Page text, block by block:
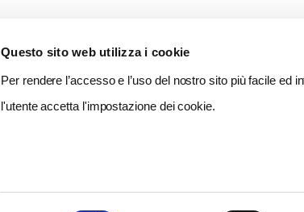
Questo sito web utilizza i cookie
Per rendere l’accesso e l’uso del nostro sito più facile
l'utente accetta l'impostazione dei cookie.